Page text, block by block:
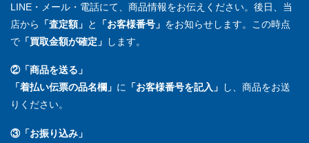
LINE・メール・電話にて、商品情報をお伝えください。後日、当
店から
「査定額」 と 「お客様番号」 をお知らせします。この時点
で 「買取金額が確定」 します。
②「商品を送る」
「着払い伝票の品名欄」 に 「お客様番号を記入」
し、商品をお送
りください。
③「お振り込み」